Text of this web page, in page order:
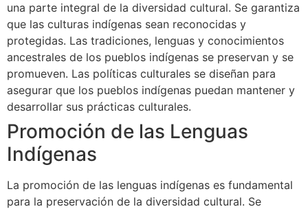
una parte integral de la diversidad cultural. Se garantiza
que las culturas indígenas sean reconocidas y
protegidas. Las tradiciones, lenguas y conocimientos
ancestrales de los pueblos indígenas se preservan y se
promueven. Las políticas culturales se diseñan para
asegurar que los pueblos indígenas puedan mantener y
desarrollar sus prácticas culturales.
Promoción de las Lenguas
Indígenas
La promoción de las lenguas indígenas es fundamental
para la preservación de la diversidad cultural. Se